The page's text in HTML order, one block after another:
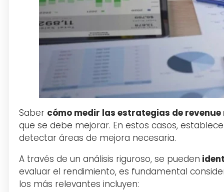
Saber cómo medir las estrategias de
que se debe mejorar. En estos casos,
detectar áreas de mejora necesaria.
A través de un análisis riguroso, se pueden
evaluar el rendimiento, es fundamental
los más relevantes incluyen: